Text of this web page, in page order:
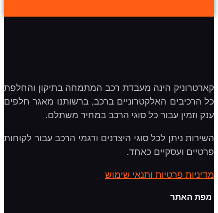
קארטרוניק הינה מעבדת רכב המתמחה בתיקון והחלפת
כל הרכיבים האלקטרוניים ברכב, ברשותנו מאגר חלפים
ענק וזמין עבור כל סוגי הרכב במחיר משתלם.
השירות ניתן לכל סוגי היצרנים ודגמי הרכב עבור לקוחות
פרטיים ועסקיים כאחד.
מדיניות פרטיות ותנאי שימוש
מפת האתר